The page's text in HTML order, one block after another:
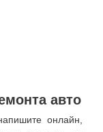
авто
онлайн,